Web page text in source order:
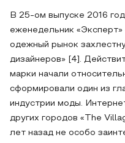
В 25-ом выпуске 2016
еженедельник
одежный рынок
дизайнеров» [4].
марки начали
сформировали один из
индустрии моды.
других городов «The
лет назад не особо